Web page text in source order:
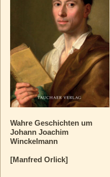
Wahre Geschichten um
Johann Joachim
Winckelmann
[Manfred Orlick]